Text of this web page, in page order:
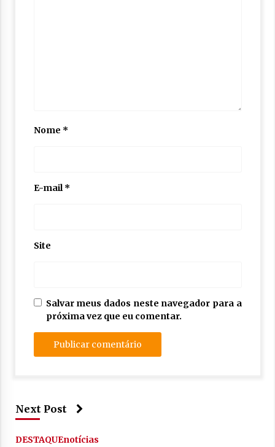
Nome *
E-mail*
Site
Salvar meus dados neste navegador para a
próxima vez que eu comentar.
Next Post
DESTAQUEnotícias